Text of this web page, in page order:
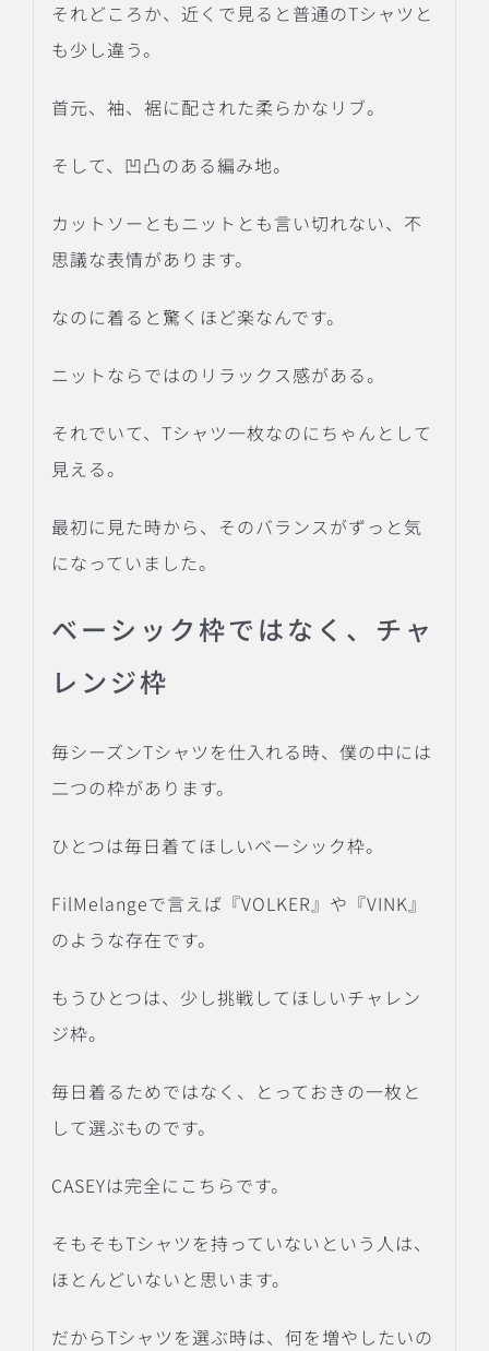
それどころか、近くで見ると普通のTシャツと
も少し違う。
首元、袖、裾に配された柔らかなリブ。
そして、凹凸のある編み地。
カットソーともニットとも言い切れない、不
思議な表情があります。
なのに着ると驚くほど楽なんです。
ニットならではのリラックス感がある。
それでいて、Tシャツ一枚なのにちゃんとして
見える。
最初に見た時から、そのバランスがずっと気
になっていました。
ベーシック枠ではなく、チャ
レンジ枠
毎シーズンTシャツを仕入れる時、僕の中には
二つの枠があります。
ひとつは毎日着てほしいベーシック枠。
FilMelangeで言えば『VOLKER』や『VINK』
のような存在です。
もうひとつは、少し挑戦してほしいチャレン
ジ枠。
毎日着るためではなく、とっておきの一枚と
して選ぶものです。
CASEYは完全にこちらです。
そもそもTシャツを持っていないという人は、
ほとんどいないと思います。
だからTシャツを選ぶ時は、何を増やしたいの